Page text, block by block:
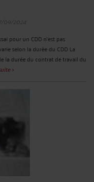
09/2024
pour un CDD n’est pas
selon la durée du CDD La
la durée du contrat de travail du
>